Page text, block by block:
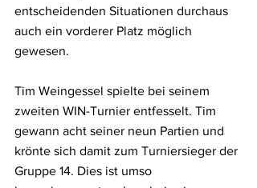
entscheidenden Situationen durchaus
auch ein vorderer Platz möglich
gewesen.
Tim Weingessel spielte bei seinem
zweiten WIN-Turnier entfesselt. Tim
gewann acht seiner neun Partien und
krönte sich damit zum Turniersieger der
Gruppe 14. Dies ist umso